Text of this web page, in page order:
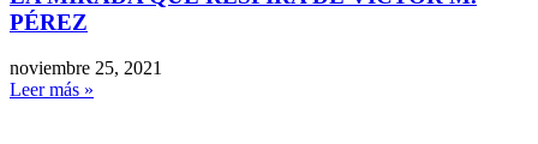
PÉREZ
noviembre 25, 2021
Leer más »